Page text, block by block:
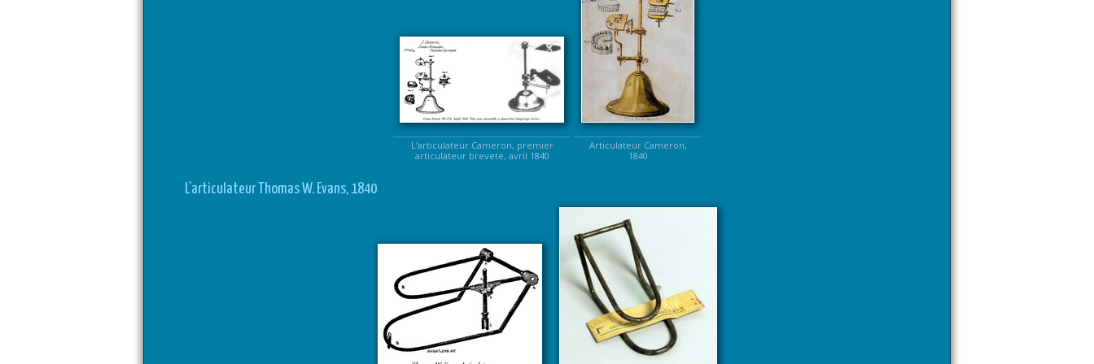
L’articulateur Cameron, premier
articulateur breveté, avril 1840
Articulateur Cameron,
1840
L’articulateur Thomas W. Evans, 1840